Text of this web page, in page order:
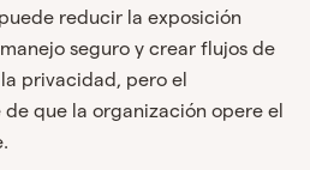
reducir la exposición
seguro y crear flujos de
privacidad, pero el
que la organización opere el